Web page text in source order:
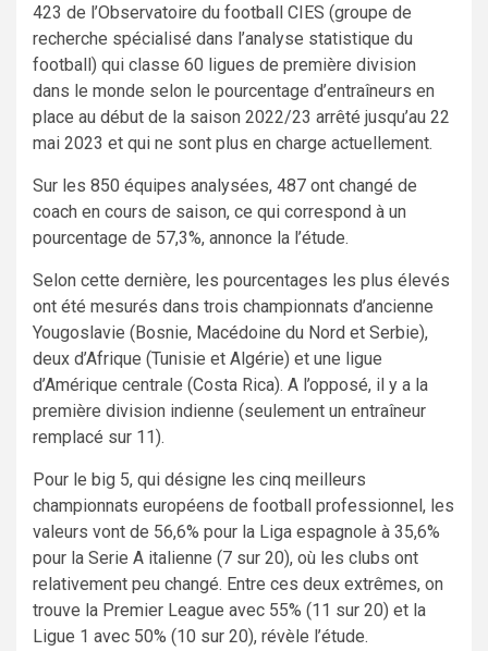
423 de l’Observatoire du football CIES (groupe de
recherche spécialisé dans l’analyse statistique du
football) qui classe 60 ligues de première division
dans le monde selon le pourcentage d’entraîneurs en
place au début de la saison 2022/23 arrêté jusqu’au 22
mai 2023 et qui ne sont plus en charge actuellement.
Sur les 850 équipes analysées, 487 ont changé de
coach en cours de saison, ce qui correspond à un
pourcentage de 57,3%, annonce la l’étude.
Selon cette dernière, les pourcentages les plus élevés
ont été mesurés dans trois championnats d’ancienne
Yougoslavie (Bosnie, Macédoine du Nord et Serbie),
deux d’Afrique (Tunisie et Algérie) et une ligue
d’Amérique centrale (Costa Rica). A l’opposé, il y a la
première division indienne (seulement un entraîneur
remplacé sur 11).
Pour le big 5, qui désigne les cinq meilleurs
championnats européens de football professionnel, les
valeurs vont de 56,6% pour la Liga espagnole à 35,6%
pour la Serie A italienne (7 sur 20), où les clubs ont
relativement peu changé. Entre ces deux extrêmes, on
trouve la Premier League avec 55% (11 sur 20) et la
Ligue 1 avec 50% (10 sur 20), révèle l’étude.